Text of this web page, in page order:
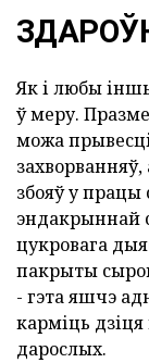
Як і любы
ў меру.
можа
збояў у працы
эндакрыннай
цукровага
пакрыты
- гэта яшчэ
карміць
дарослых.